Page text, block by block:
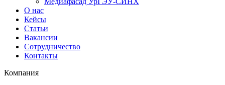
О нас
Кейсы
Статьи
Вакансии
Сотрудничество
Контакты
Компания